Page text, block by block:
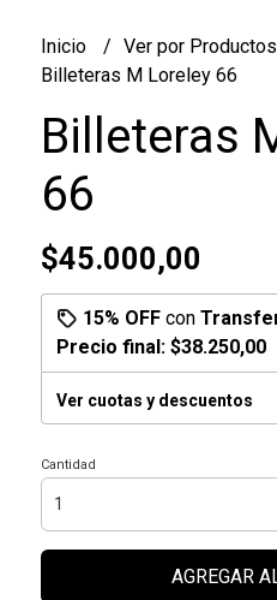
Inicio Ver por Productos
Billeteras M Loreley 66
Billeteras
66
$45.000,00
15% OFFcon
Precio final: $38.250,00
Ver cuotas y descuentos
Cantidad
AGREGAR